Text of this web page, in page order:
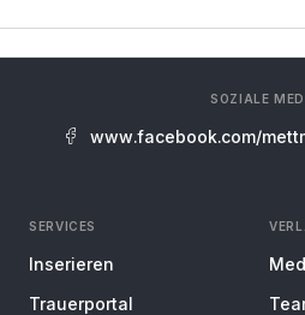
SOZIALE
www.facebook.com/
SERVICES
Inserieren
Trauerportal